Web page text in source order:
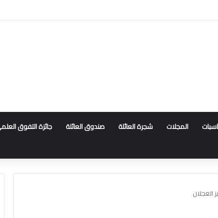
المجلات شجرة العائلة صندوق العائلة جائزة التفوق
العجلان